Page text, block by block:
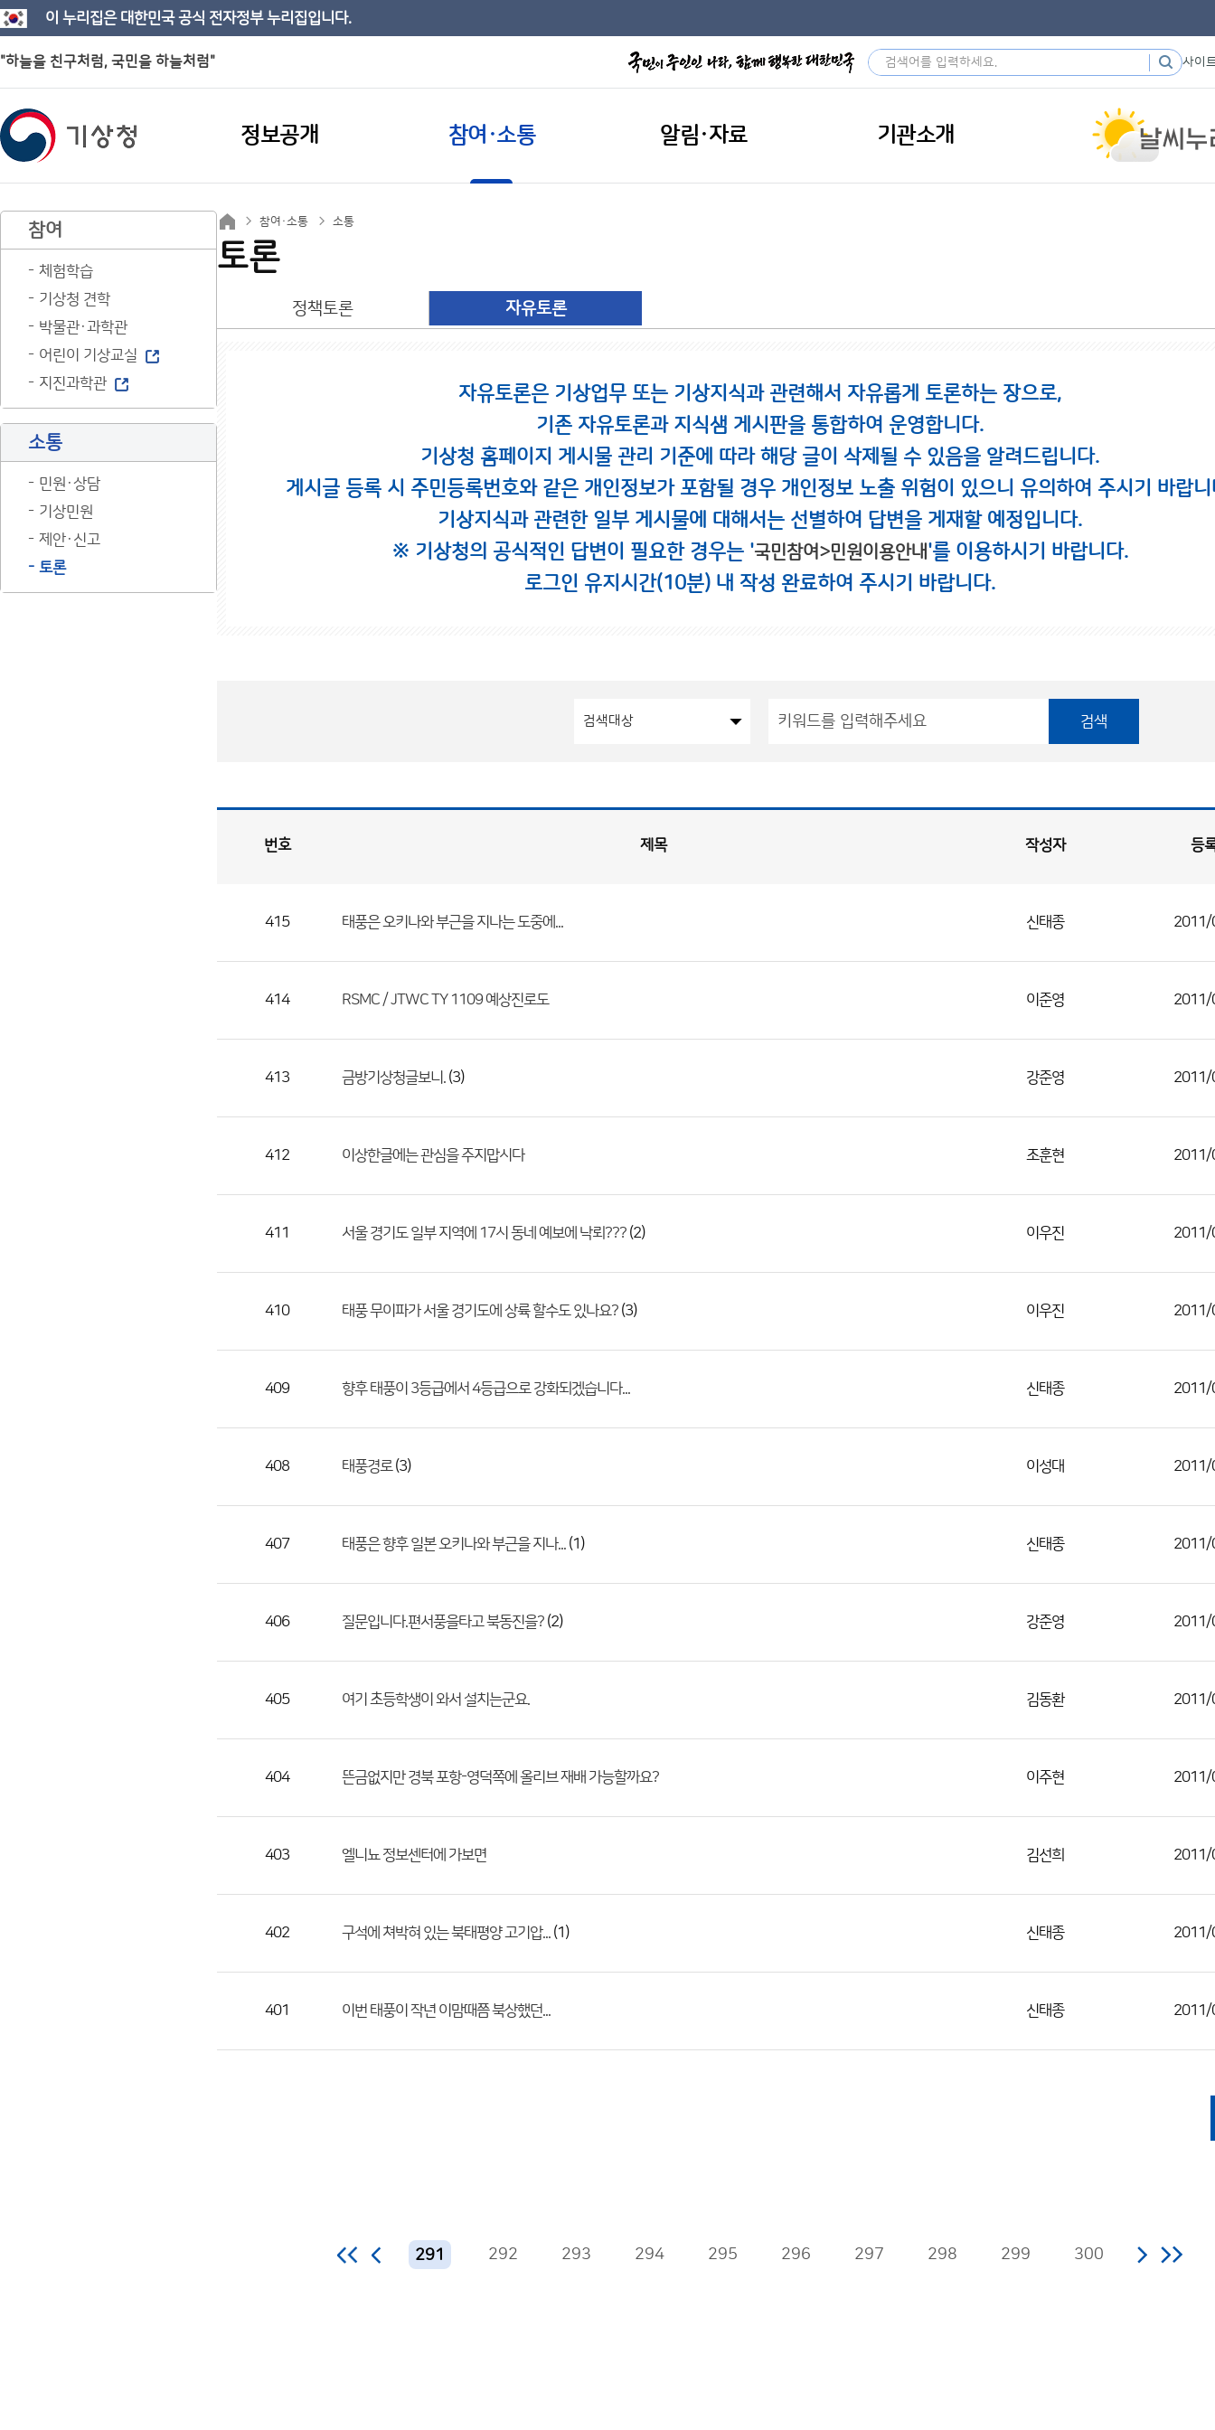
이 누리집은 대한민국 공식 전자정부 누리집입니다.
"하늘을 친구처럼, 국민을 하늘처럼" 사이
정보공개 참여·소통 알림·자료 기관소개
참여
체험학습
기상청 견학
박물관·과학관
어린이 기상교실
지진과학관
소통
민원·상담
기상민원
제안·신고
토론
참여·소통 소통
토론
정책토론 자유토론
자유토론은 기상업무 또는 기상지식과 관련해서 자유롭게 토론하는 장으로,
기존 자유토론과 지식샘 게시판을 통합하여 운영합니다.
기상청 홈페이지 게시물 관리 기준에 따라 해당 글이 삭제될 수 있음을 알려드립니다.
게시글 등록 시 주민등록번호와 같은 개인정보가 포함될 경우 개인정보 노출 위험이 있으니 유의하여 주시기 바랍니
기상지식과 관련한 일부 게시물에 대해서는 선별하여 답변을 게재할 예정입니다.
※ 기상청의 공식적인 답변이 필요한 경우는 '국민참여>민원이용안내'를 이용하시기 바랍니다.
로그인 유지시간(10분) 내 작성 완료하여 주시기 바랍니다.
검색
로
제
성
다.
번호 제목 작성자 등
415 태풍은 오키나와 부근을 지나는 도중에... 신태종 2011/
414 RSMC / JTWC TY 1109 예상진로도 이준영 2011/
413 금방기상청글보니. (3) 강준영 2011/
412 이상한글에는 관심을 주지맙시다 조훈현 2011/
411 서울 경기도 일부 지역에 17시 동네 예보에 낙뢰??? (2) 이우진 2011/
410 태풍 무이파가 서울 경기도에 상륙 할수도 있나요? (3) 이우진 2011/
409 향후 태풍이 3등급에서 4등급으로 강화되겠습니다... 신태종 2011/
408 태풍경로(3) 이성대 2011/
407 태풍은 향후 일본 오키나와 부근을 지나... (1) 신태종 2011/
406 질문입니다.편서풍을타고 북동진을? (2) 강준영 2011/
405 여기 초등학생이 와서 설치는군요. 김동환 2011/
404 뜬금없지만 경북 포항-영덕쪽에 올리브 재배 가능할까요? 이주현 2011/
403 엘니뇨 정보센터에 가보면 김선희 2011/
402 구석에 쳐박혀 있는 북태평양 고기압... (1) 신태종 2011/
401 이번 태풍이 작년 이맘때쯤 북상했던... 신태종 2011/
291 292 293 294 295 296 297 298 299 300